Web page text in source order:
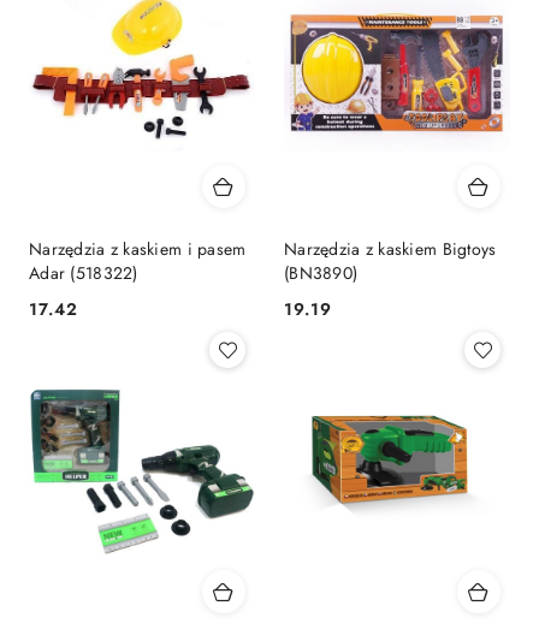
Narzędzia z kaskiem i pasem
Adar (518322)
Cena:
17.42
Narzędzia z kaskiem Bigtoys
(BN3890)
Cena:
19.19